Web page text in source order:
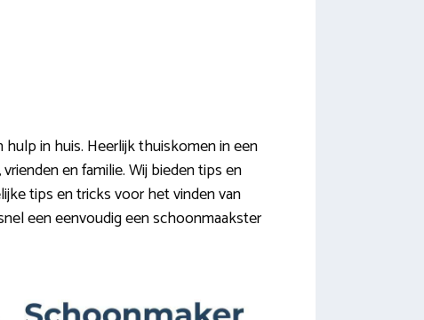
in huis. Heerlijk thuiskomen in een
en familie. Wij bieden tips en
tips en tricks voor het vinden van
een eenvoudig een schoonmaakster